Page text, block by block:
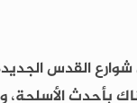
القدس
بأحدث